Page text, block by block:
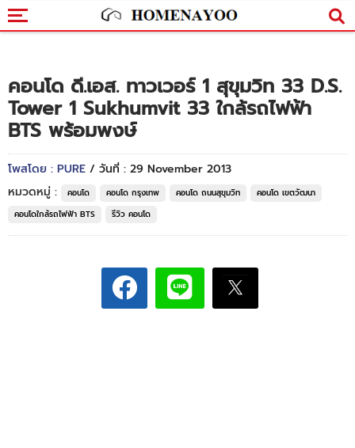
คอนโด ดี.เอส. ทาวเวอร์ 1 สุขุมวิท 33 D.S.
Tower 1 Sukhumvit 33 ใกล้รถไฟฟ้า
BTS พร้อมพงษ์
โพสโดย : PURE / วันที่ : 29 November 2013
หมวดหมู่ :
คอนโด คอนโด กรุงเทพ คอนโด ถนนสุขุมวิท
คอนโด เขตวัฒนา
คอนโดใกล้รถไฟฟ้า BTS
รีวิว คอนโด